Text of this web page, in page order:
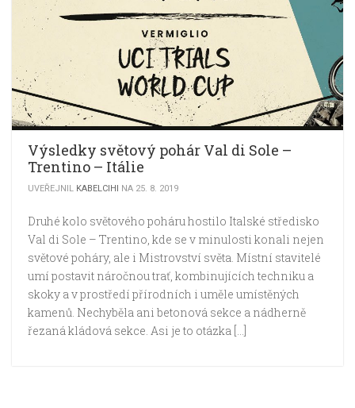
Výsledky světový pohár Val di Sole –
Trentino – Itálie
UVEŘEJNIL KABELCIHI NA 25. 8. 2019
Druhé kolo světového poháru hostilo Italské středisko
Val di Sole – Trentino, kde se v minulosti konali nejen
světové poháry, ale i Mistrovství světa. Místní stavitelé
umí postavit náročnou trať, kombinujících techniku a
skoky a v prostředí přírodních i uměle umístěných
kamenů. Nechyběla ani betonová sekce a nádherně
řezaná kládová sekce. Asi je to otázka […]